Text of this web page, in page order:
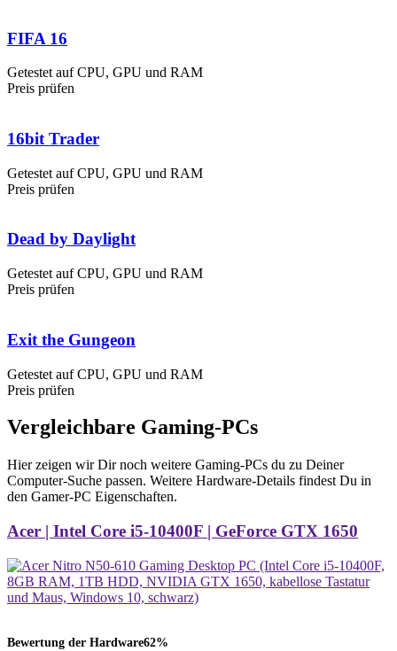
FIFA 16
Getestet auf CPU, GPU und RAM
Preis prüfen
16bit Trader
Getestet auf CPU, GPU und RAM
Preis prüfen
Dead by Daylight
Getestet auf CPU, GPU und RAM
Preis prüfen
Exit the Gungeon
Getestet auf CPU, GPU und RAM
Preis prüfen
Vergleichbare Gaming-PCs
Hier zeigen wir Dir noch weitere Gaming-PCs du zu Deiner
Computer-Suche passen. Weitere Hardware-Details findest Du in
den Gamer-PC Eigenschaften.
Acer | Intel Core i5-10400F | GeForce GTX 1650
Bewertung der Hardware62%